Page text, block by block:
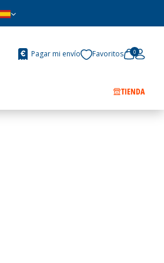
Pagar mi envío Favoritos 0
TIENDA